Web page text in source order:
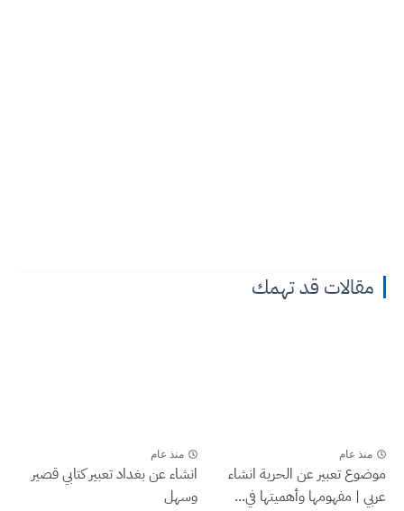
مقالات قد تهمك
منذ عام
موضوع تعبير عن الحرية انشاء
عربي | مفهومها وأهميتها في...
منذ عام
انشاء عن بغداد تعبير كتابي قصير
وسهل